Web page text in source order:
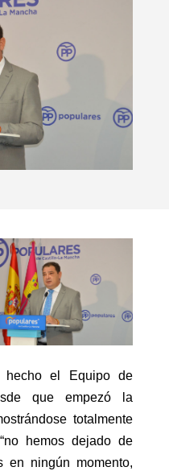
el Equipo de
que empezó la
totalmente
hemos dejado de
en ningún momento,